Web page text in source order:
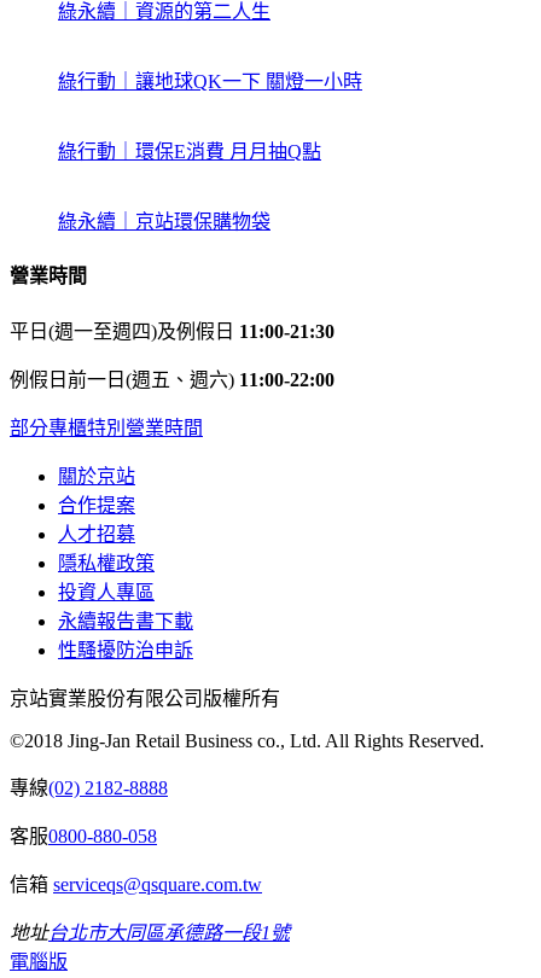
綠永續｜資源的第二人生
綠行動｜讓地球QK一下 關燈一小時
綠行動｜環保E消費 月月抽Q點
綠永續｜京站環保購物袋
營業時間
平日(週一至週四)及例假日 11:00-21:30
例假日前一日(週五、週六) 11:00-22:00
部分專櫃特別營業時間
關於京站
合作提案
人才招募
隱私權政策
投資人專區
永續報告書下載
性騷擾防治申訴
京站實業股份有限公司版權所有
©2018 Jing-Jan Retail Business co., Ltd. All Rights Reserved.
專線(02) 2182-8888
客服0800-880-058
信箱 serviceqs@qsquare.com.tw
地址台北市大同區承德路一段1號
電腦版